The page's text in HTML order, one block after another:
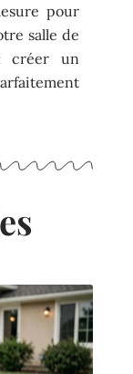
pour
salle de
créer un